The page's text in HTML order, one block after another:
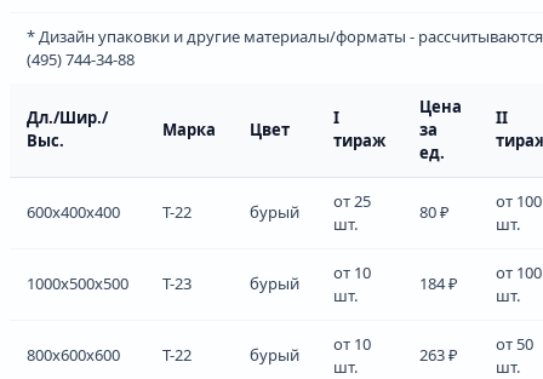
* Дизайн упаковки и другие материалы/форматы -
(495) 744-34-88
Дл./Шир./
Выс.
Марка Цвет
I
тираж
Цена
за
ед.
II
600x400x400 Т-22 бурый
от 25
шт.
80 ₽
от 100
шт.
1000x500x500 Т-23 бурый
от 10
шт.
184 ₽
от 100
шт.
800x600x600 Т-22 бурый
от 10
шт.
263 ₽
от 50
шт.